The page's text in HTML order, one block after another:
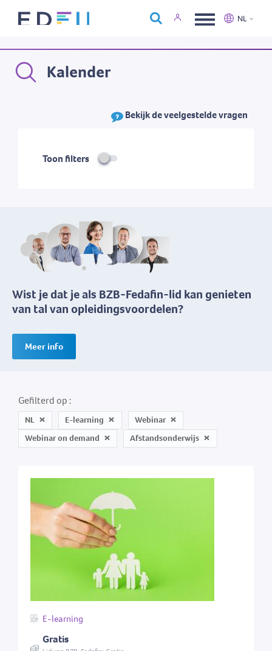
Over Edfin
NL
Bekijk de veelgestelde vragen
Kalender
Toon filters
Wist je dat je als BZB-Fedafin-lid kan genieten
van tal van opleidingsvoordelen?
Meer info
Gefilterd op
NL E-learning
Webinar
Webinar on demand
Afstandsonderwijs
E-learning
Gratis